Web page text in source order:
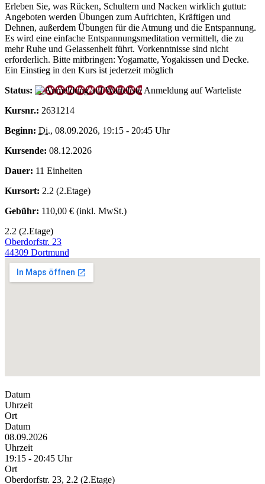
Erleben Sie, was Rücken, Schultern und Nacken wirklich guttut:
Angeboten werden Übungen zum Aufrichten, Kräftigen und
Dehnen, außerdem Übungen für die Atmung und die Entspannung.
Es wird eine einfache Entspannungsmeditation vermittelt, die zu
mehr Ruhe und Gelassenheit führt. Vorkenntnisse sind nicht
erforderlich. Bitte mitbringen: Yogamatte, Yogakissen und Decke.
Ein Einstieg in den Kurs ist jederzeit möglich
Status:
Anmeldung auf Warteliste
Kursnr.: 2631214
Beginn: Di., 08.09.2026, 19:15 - 20:45 Uhr
Kursende: 08.12.2026
Dauer: 11 Einheiten
Kursort: 2.2 (2.Etage)
Gebühr: 110,00 € (inkl. MwSt.)
2.2 (2.Etage)
Oberdorfstr. 23
44309 Dortmund
Datum
Uhrzeit
Ort
Datum
08.09.2026
Uhrzeit
19:15 - 20:45 Uhr
Ort
Oberdorfstr. 23, 2.2 (2.Etage)